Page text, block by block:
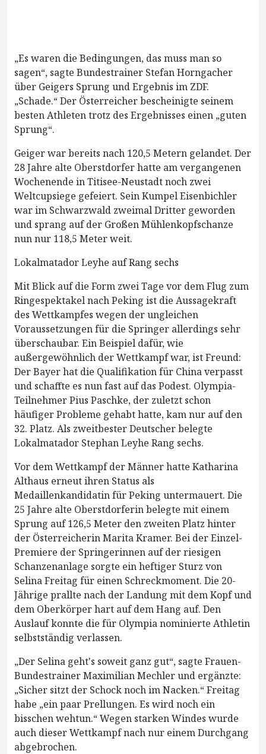
„Es waren die Bedingungen, das muss man so
sagen“, sagte Bundestrainer Stefan Horngacher
über Geigers Sprung und Ergebnis im ZDF.
„Schade.“ Der Österreicher bescheinigte seinem
besten Athleten trotz des Ergebnisses einen „guten
Sprung“.
Geiger war bereits nach 120,5 Metern gelandet. Der
28 Jahre alte Oberstdorfer hatte am vergangenen
Wochenende in Titisee-Neustadt noch zwei
Weltcupsiege gefeiert. Sein Kumpel Eisenbichler
war im Schwarzwald zweimal Dritter geworden
und sprang auf der Großen Mühlenkopfschanze
nun nur 118,5 Meter weit.
Lokalmatador Leyhe auf Rang sechs
Mit Blick auf die Form zwei Tage vor dem Flug zum
Ringespektakel nach Peking ist die Aussagekraft
des Wettkampfes wegen der ungleichen
Voraussetzungen für die Springer allerdings sehr
überschaubar. Ein Beispiel dafür, wie
außergewöhnlich der Wettkampf war, ist Freund:
Der Bayer hat die Qualifikation für China verpasst
und schaffte es nun fast auf das Podest. Olympia-
Teilnehmer Pius Paschke, der zuletzt schon
häufiger Probleme gehabt hatte, kam nur auf den
32. Platz. Als zweitbester Deutscher belegte
Lokalmatador Stephan Leyhe Rang sechs.
Vor dem Wettkampf der Männer hatte Katharina
Althaus erneut ihren Status als
Medaillenkandidatin für Peking untermauert. Die
25 Jahre alte Oberstdorferin belegte mit einem
Sprung auf 126,5 Meter den zweiten Platz hinter
der Österreicherin Marita Kramer. Bei der Einzel-
Premiere der Springerinnen auf der riesigen
Schanzenanlage sorgte ein heftiger Sturz von
Selina Freitag für einen Schreckmoment. Die 20-
Jährige prallte nach der Landung mit dem Kopf und
dem Oberkörper hart auf dem Hang auf. Den
Auslauf konnte die für Olympia nominierte Athletin
selbstständig verlassen.
„Der Selina geht's soweit ganz gut“, sagte Frauen-
Bundestrainer Maximilian Mechler und ergänzte:
„Sicher sitzt der Schock noch im Nacken.“ Freitag
habe „ein paar Prellungen. Es wird noch ein
bisschen wehtun.“ Wegen starken Windes wurde
auch dieser Wettkampf nach nur einem Durchgang
abgebrochen.